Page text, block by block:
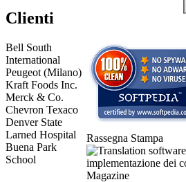
Clienti
Bell South
International
Peugeot (Milano)
Kraft Foods Inc.
Merck & Co.
Chevron Texaco
Denver State
Larned Hospital
Buena Park
School
Rassegna Stampa
implementazione dei
Magazine